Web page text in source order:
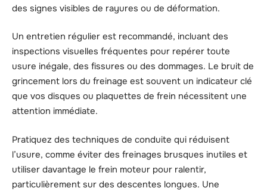
des signes visibles de rayures ou de déformation.
Un entretien régulier est recommandé, incluant des
inspections visuelles fréquentes pour repérer toute
usure inégale, des fissures ou des dommages. Le bruit de
grincement lors du freinage est souvent un indicateur clé
que vos disques ou plaquettes de frein nécessitent une
attention immédiate.
Pratiquez des techniques de conduite qui réduisent
l’usure, comme éviter des freinages brusques inutiles et
utiliser davantage le frein moteur pour ralentir,
particulièrement sur des descentes longues. Une